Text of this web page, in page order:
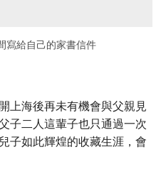
寫給自己的家書信件
上海後再未有機會與父親見
子二人這輩子也只通過一次
子如此輝煌的收藏生涯，會